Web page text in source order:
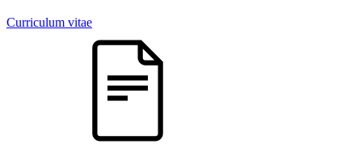
Curriculum vitae